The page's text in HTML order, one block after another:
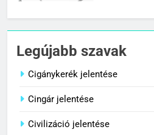
7
8
Legújabb szavak
Cigánykerék jelentése
Cingár jelentése
Civilizáció jelentése